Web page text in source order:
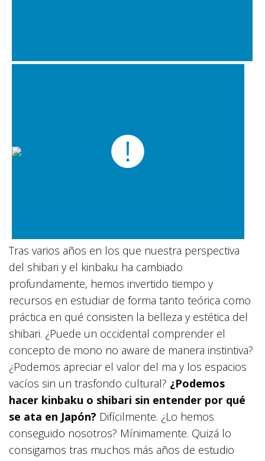
Tras varios años en los que nuestra perspectiva
del shibari y el kinbaku ha cambiado
profundamente, hemos invertido tiempo y
recursos en estudiar de forma tanto teórica como
práctica en qué consisten la belleza y estética del
shibari. ¿Puede un occidental comprender el
concepto de mono no aware de manera instintiva?
¿Podemos apreciar el valor del ma y los espacios
vacíos sin un trasfondo cultural? ¿Podemos
hacer kinbaku o shibari sin entender por qué
se ata en Japón? Difícilmente. ¿Lo hemos
conseguido nosotros? Mínimamente. Quizá lo
consigamos tras muchos más años de estudio